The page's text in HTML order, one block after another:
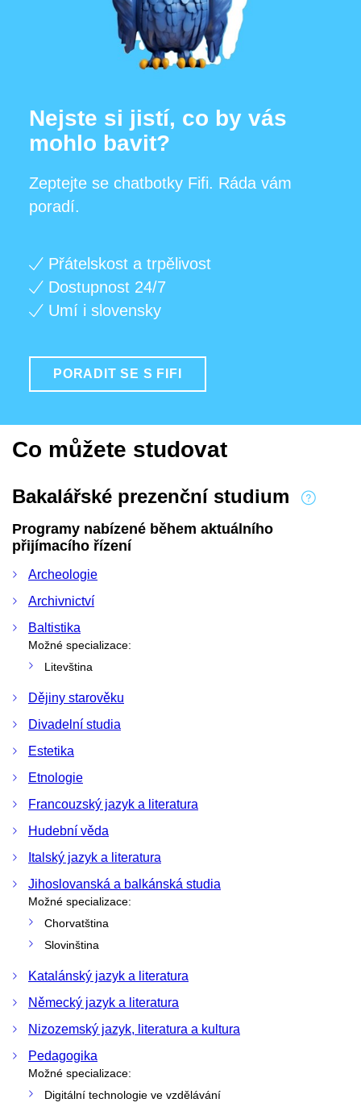
Nejste si jistí, co by vás
mohlo bavit?
Zeptejte se chatbotky Fifi. Ráda vám
poradí.
Přátelskost a trpělivost
Dostupnost 24/7
Umí i slovensky
PORADIT SE S FIFI
Co můžete studovat
Bakalářské prezenční studium
Programy nabízené během aktuálního
přijímacího řízení
Archeologie
Archivnictví
Baltistika
Možné specializace:
Litevština
Dějiny starověku
Divadelní studia
Estetika
Etnologie
Francouzský jazyk a literatura
Hudební věda
Italský jazyk a literatura
Jihoslovanská a balkánská studia
Možné specializace:
Chorvatština
Slovinština
Katalánský jazyk a literatura
Německý jazyk a literatura
Nizozemský jazyk, literatura a kultura
Pedagogika
Možné specializace:
Digitální technologie ve vzdělávání